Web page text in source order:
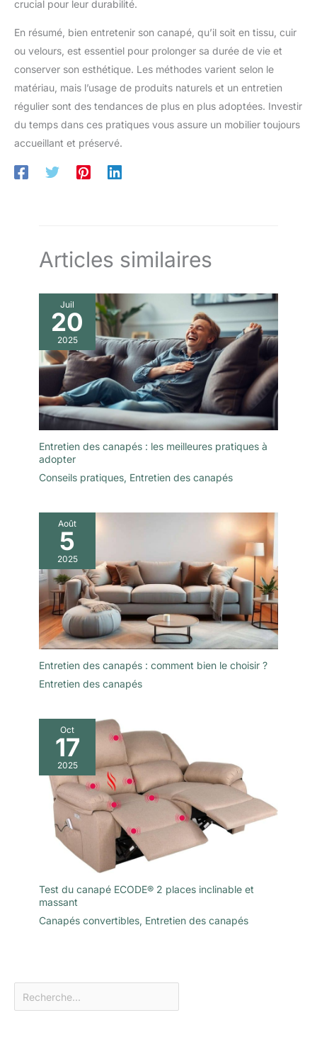
crucial pour leur durabilité.
En résumé, bien entretenir son canapé, qu’il soit en tissu, cuir
ou velours, est essentiel pour prolonger sa durée de vie et
conserver son esthétique. Les méthodes varient selon le
matériau, mais l’usage de produits naturels et un entretien
régulier sont des tendances de plus en plus adoptées. Investir
du temps dans ces pratiques vous assure un mobilier toujours
accueillant et préservé.
Articles similaires
Juil
20
2025
Entretien des canapés : les meilleures pratiques à
adopter
Conseils pratiques, Entretien des canapés
Août
5
2025
Entretien des canapés : comment bien le choisir ?
Entretien des canapés
Oct
17
2025
Test du canapé ECODE® 2 places inclinable et
massant
Canapés convertibles, Entretien des canapés